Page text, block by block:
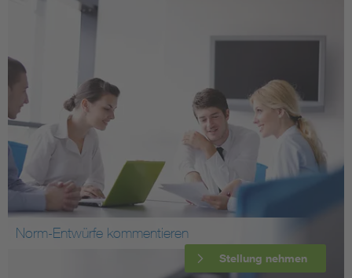
Norm-Entwürfe kommentieren
Stellung nehmen